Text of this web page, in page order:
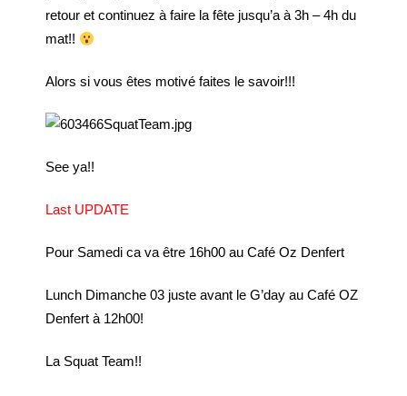
retour et continuez à faire la fête jusqu’a à 3h – 4h du
mat!!
Alors si vous êtes motivé faites le savoir!!!
See ya!!
Last UPDATE
Pour Samedi ca va être 16h00 au Café Oz Denfert
Lunch Dimanche 03 juste avant le G’day au Café OZ
Denfert à 12h00!
La Squat Team!!